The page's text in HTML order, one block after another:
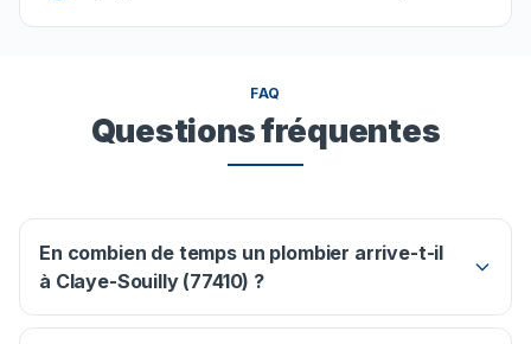
FAQ
Questions fréquentes
En combien de temps un plombier arrive-t-il
à Claye-Souilly (77410) ?